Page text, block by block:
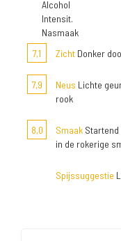
Alcohol
Intensit.
Nasmaak
7,1
Zicht Donker
7,9 Neus Lichte
rook
8,0 Smaak
in de rokerige
Spijssuggestie